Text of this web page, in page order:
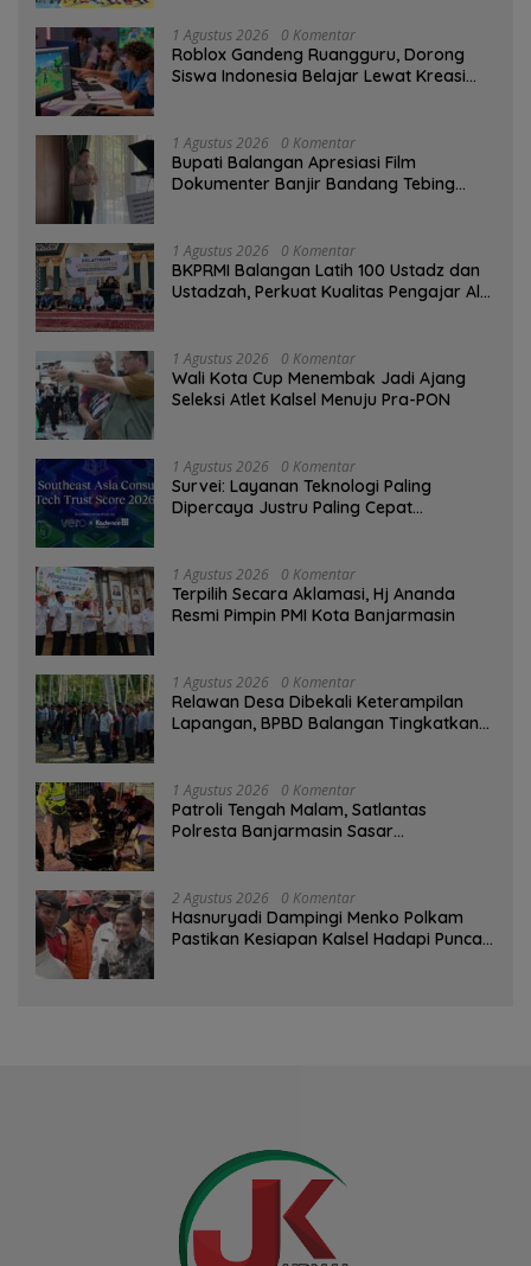
1 Agustus 2026 0 Komentar
Roblox Gandeng Ruangguru, Dorong
Siswa Indonesia Belajar Lewat Kreasi
1 Agustus 2026 0 Komentar
Bupati Balangan Apresiasi Film
Dokumenter Banjir Bandang Tebing
1 Agustus 2026 0 Komentar
BKPRMI Balangan Latih 100 Ustadz dan
Ustadzah, Perkuat Kualitas Pengajar Al-
1 Agustus 2026 0 Komentar
Wali Kota Cup Menembak Jadi Ajang
Seleksi Atlet Kalsel Menuju Pra-PON
1 Agustus 2026 0 Komentar
Survei: Layanan Teknologi Paling
Dipercaya Justru Paling Cepat
1 Agustus 2026 0 Komentar
‎Terpilih Secara Aklamasi, Hj Ananda
Resmi Pimpin PMI Kota Banjarmasin
1 Agustus 2026 0 Komentar
Relawan Desa Dibekali Keterampilan
Lapangan, BPBD Balangan Tingkatkan
1 Agustus 2026 0 Komentar
Patroli Tengah Malam, Satlantas
Polresta Banjarmasin Sasar
2 Agustus 2026 0 Komentar
Hasnuryadi Dampingi Menko Polkam
Pastikan Kesiapan Kalsel Hadapi Puncak